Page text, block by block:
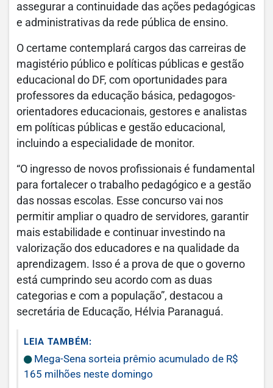
assegurar a continuidade das ações pedagógicas
e administrativas da rede pública de ensino.
O certame contemplará cargos das carreiras de
magistério público e políticas públicas e gestão
educacional do DF, com oportunidades para
professores da educação básica, pedagogos-
orientadores educacionais, gestores e analistas
em políticas públicas e gestão educacional,
incluindo a especialidade de monitor.
“O ingresso de novos profissionais é fundamental
para fortalecer o trabalho pedagógico e a gestão
das nossas escolas. Esse concurso vai nos
permitir ampliar o quadro de servidores, garantir
mais estabilidade e continuar investindo na
valorização dos educadores e na qualidade da
aprendizagem. Isso é a prova de que o governo
está cumprindo seu acordo com as duas
categorias e com a população”, destacou a
secretária de Educação, Hélvia Paranaguá.
LEIA TAMBÉM:
Mega-Sena sorteia prêmio acumulado de R$
165 milhões neste domingo